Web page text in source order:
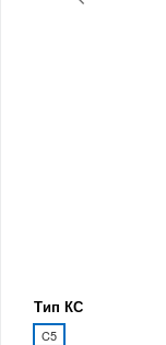
Тип КС
C5